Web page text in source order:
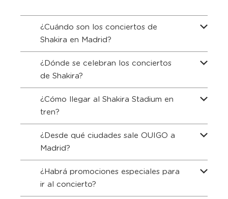
¿Cuándo son los conciertos de
Shakira en Madrid?
¿Dónde se celebran los conciertos
de Shakira?
¿Cómo llegar al Shakira Stadium en
tren?
¿Desde qué ciudades sale OUIGO a
Madrid?
¿Habrá promociones especiales para
ir al concierto?